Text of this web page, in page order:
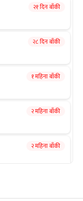
२१ दिन बाँकी
२८ दिन बाँकी
१ महिना बाँकी
२ महिना बाँकी
२ महिना बाँकी